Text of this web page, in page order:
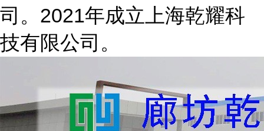
司。2021年成立上海乾耀科
技有限公司。